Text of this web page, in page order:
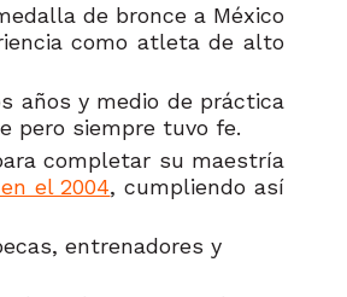
de bronce a México
como atleta de alto
años y medio de práctica
pero siempre tuvo fe.
completar su maestría
el 2004, cumpliendo así
entrenadores y